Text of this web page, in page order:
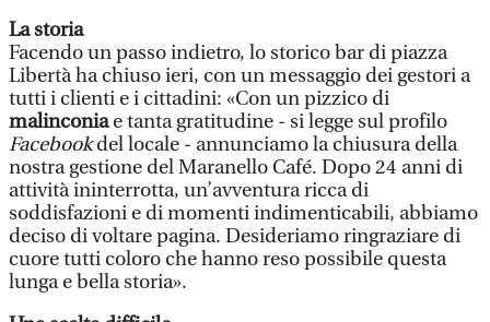
La storia
Facendo un passo indietro, lo storico bar di piazza
Libertà ha chiuso ieri, con un messaggio dei gestori a
tutti i clienti e i cittadini: «Con un pizzico di
malinconiae tanta gratitudine - si legge sul profilo
Facebookdel locale - annunciamo la chiusura della
nostra gestione del Maranello Café. Dopo 24 anni di
attività ininterrotta, un’avventura ricca di
soddisfazioni e di momenti indimenticabili, abbiamo
deciso di voltare pagina. Desideriamo ringraziare di
cuore tutti coloro che hanno reso possibile questa
lunga e bella storia».